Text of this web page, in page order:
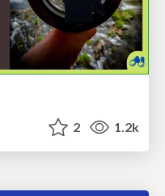
2 1.2k